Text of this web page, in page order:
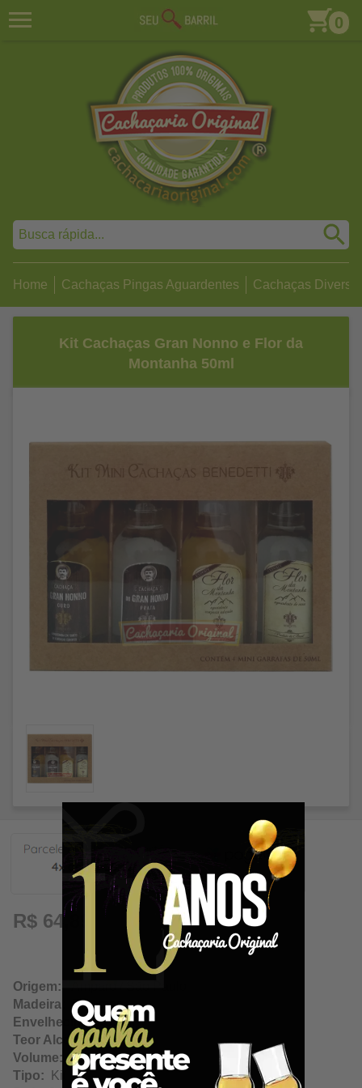
0
Home Cachaças Pingas Aguardentes Cachaças
Kit Cachaças Gran Nonno e Flor da
Montanha 50ml
16,22
R$ 64,89
Origem:
Madeira:
Diversas
Envelhecimento:N/A
Teor Alcoólico: N/A
Volume: 50Ml
Tipo: Kit